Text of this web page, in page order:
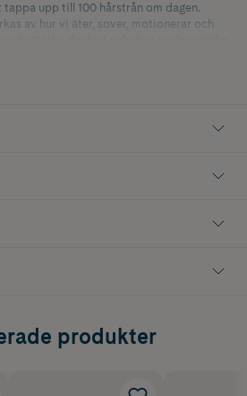
upp till 100 hårstrån om dagen.
av hur vi äter, sover, motionerar och
Silicea Original innehåller det kisel,
Men utöver det innehåller Silicea Man
av biotin som tillför näring till hårrötterna.
men om du har större
av resultat direkt. Oftast tar det upp
kan se effekten av Silicea Man.
produkter